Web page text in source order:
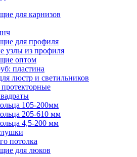
для карнизов
для профиля
узлы из профиля
оптом
пластина
люстр и светильников
105-200мм
205-610 мм
4,5-200 мм
потолка
для люков